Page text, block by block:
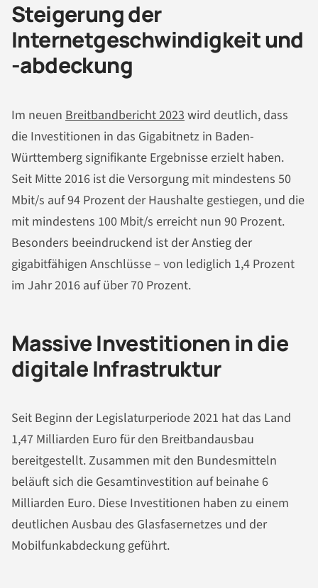
Steigerung der
Internetgeschwindigkeit und
-abdeckung
Im neuen Breitbandbericht 2023 wird deutlich, dass
die Investitionen in das Gigabitnetz in Baden-
Württemberg signifikante Ergebnisse erzielt haben.
Seit Mitte 2016 ist die Versorgung mit mindestens 50
Mbit/s auf 94 Prozent der Haushalte gestiegen, und die
mit mindestens 100 Mbit/s erreicht nun 90 Prozent.
Besonders beeindruckend ist der Anstieg der
gigabitfähigen Anschlüsse – von lediglich 1,4 Prozent
im Jahr 2016 auf über 70 Prozent.
Massive Investitionen in die
digitale Infrastruktur
Seit Beginn der Legislaturperiode 2021 hat das Land
1,47 Milliarden Euro für den Breitbandausbau
bereitgestellt. Zusammen mit den Bundesmitteln
beläuft sich die Gesamtinvestition auf beinahe 6
Milliarden Euro. Diese Investitionen haben zu einem
deutlichen Ausbau des Glasfasernetzes und der
Mobilfunkabdeckung geführt.